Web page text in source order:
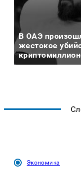
В ОАЭ
жестокое
Экономика